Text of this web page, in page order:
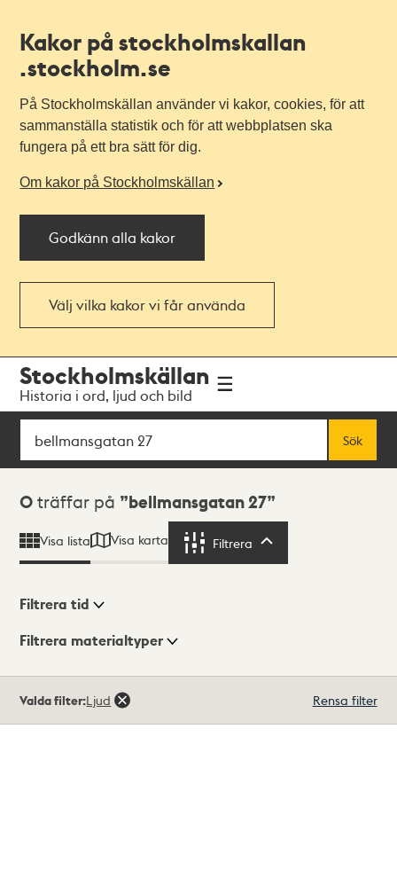
Kakor på stockholmskallan
.stockholm.se
På Stockholmskällan använder vi kakor, cookies, för att
sammanställa statistik och för att webbplatsen ska
fungera på ett bra sätt för dig.
Om kakor på Stockholmskällan
Godkänn alla kakor
Välj vilka kakor vi får använda
navigationen
huvudinnehållet
Stockholmskällan
Historia i ord, ljud och bild
Sök
Sök
Sökresultat
0 träffar på bellmansgatan 27
Visa lista Visa karta Filtrera
Visningsläge
Filtrera tid
Filtrera materialtyper
träffar
Valda filter:Ljud Rensa filter